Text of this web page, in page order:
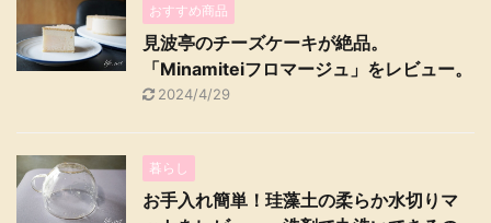
おすすめ商品
見波亭のチーズケーキが絶品。
「Minamiteiフロマージュ」をレビュー。
2024/4/29
暮らし
お手入れ簡単！珪藻土の柔らか水切りマ